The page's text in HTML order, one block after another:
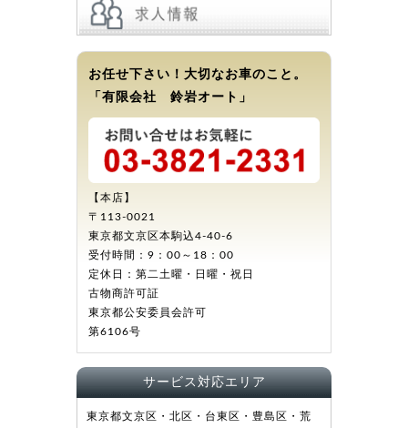
お任せ下さい！大切なお車のこと。
「有限会社 鈴岩オート」
【本店】
〒113-0021
東京都文京区本駒込4-40-6
受付時間：9：00～18：00
定休日：第二土曜・日曜・祝日
古物商許可証
東京都公安委員会許可
第6106号
サービス対応エリア
東京都文京区・北区・台東区・豊島区・荒